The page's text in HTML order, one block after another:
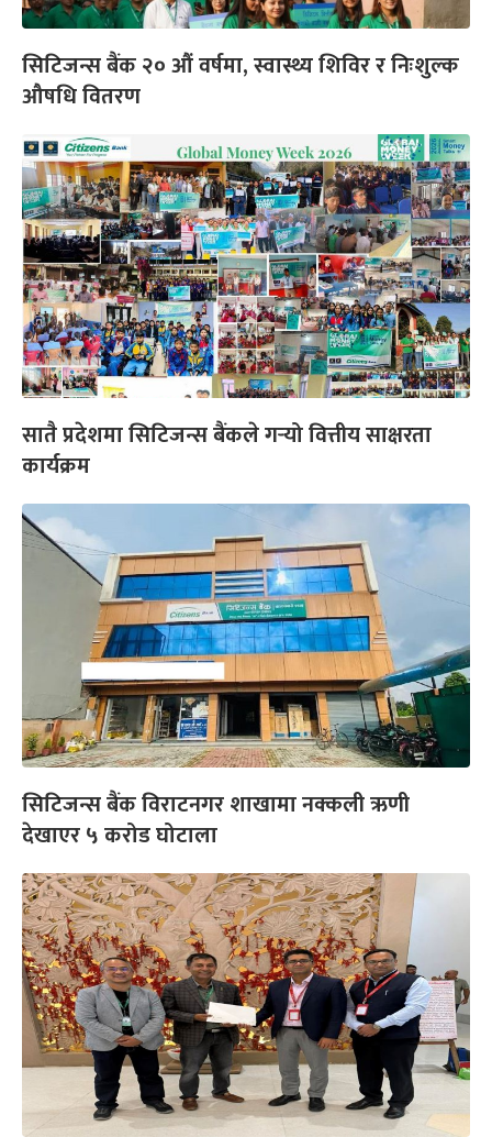
सिटिजन्स बैंक २० औं वर्षमा, स्वास्थ्य शिविर र निःशुल्क
औषधि वितरण
सातै प्रदेशमा सिटिजन्स बैंकले गर्‍यो वित्तीय साक्षरता
कार्यक्रम
सिटिजन्स बैंक विराटनगर शाखामा नक्कली ऋणी
देखाएर ५ करोड घोटाला